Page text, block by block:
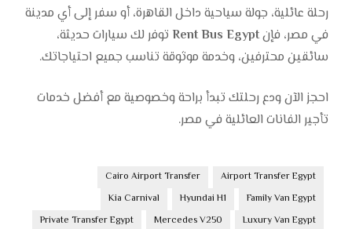
رحلة عائلية، جولة سياحية داخل القاهرة، أو سفر إلى أي مدينة
في مصر، فإنRent Bus Egypt توفر لك سيارات حديثة،
سائقين محترفين، وخدمة موثوقة تناسب جميع احتياجاتك.
احجز الآن ودع رحلتك تبدأ براحة وخصوصية مع أفضل خدمات
تأجير الفانات العائلية في مصر.
Airport Transfer Egypt
Cairo Airport Transfer
Family Van Egypt
Hyundai H1
Kia Carnival
Luxury Van Egypt
Mercedes V250
Private Transfer Egypt